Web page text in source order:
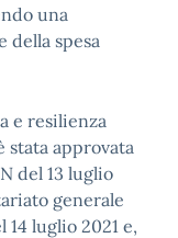
una
della spesa
e resilienza
stata approvata
del 13 luglio
generale
14 luglio 2021 e,